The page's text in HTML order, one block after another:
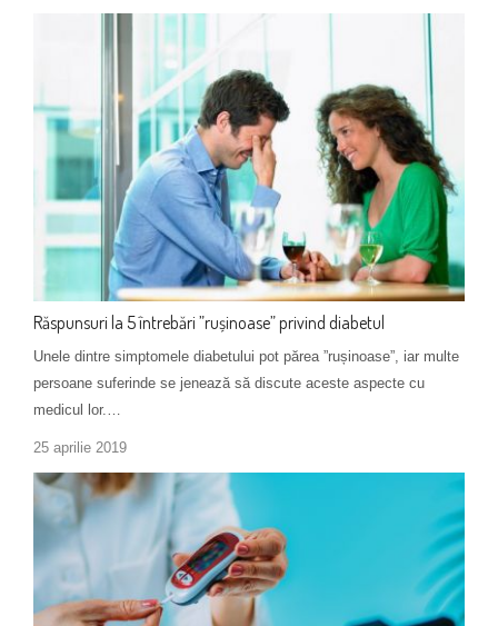
Răspunsuri la 5 întrebări ”rușinoase” privind diabetul
Unele dintre simptomele diabetului pot părea ”rușinoase”, iar multe
persoane suferinde se jenează să discute aceste aspecte cu
medicul lor.…
25 aprilie 2019